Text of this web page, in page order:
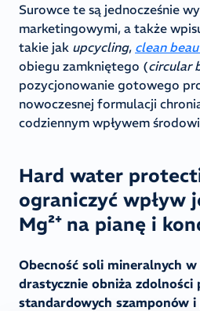
Surowce te są jednocześnie
marketingowymi, a także
takie jak upcycling, clean
obiegu zamkniętego (circular
pozycjonowanie gotowego
nowoczesnej formulacji
codziennym wpływem
Hard water
ograniczyć wpływ
Mg²⁺ na pianę i
Obecność soli mineralnych
drastycznie obniża zdolności
standardowych szamponów i